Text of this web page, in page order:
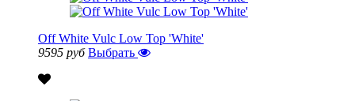
Off White Vulc Low Top 'White'
9595 руб Выбрать